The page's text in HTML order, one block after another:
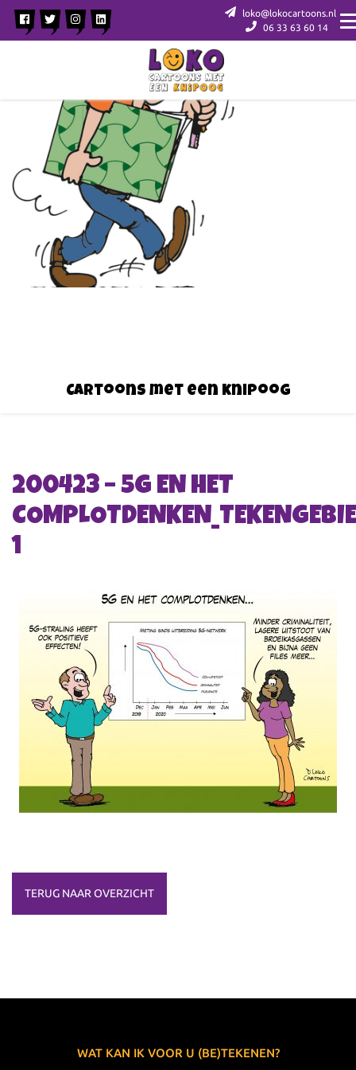
loko@lokocartoons.nl
06 33 63 60 14
Cartoons met een knipoog
200423 – 5G EN HET
1
TERUG NAAR OVERZICHT
WAT KAN IK VOOR U (BE)TEKENEN?